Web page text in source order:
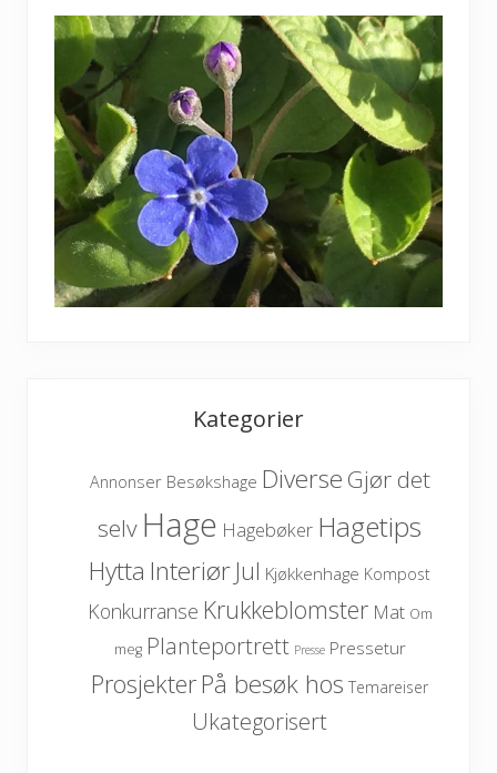
Kategorier
Annonser Besøkshage Diverse Gjør det
selv Hage Hagebøker Hagetips
Hytta Interiør Jul Kjøkkenhage Kompost
Konkurranse Krukkeblomster Mat Om
meg Planteportrett Presse Pressetur
ProsjekterPå besøk hos Temareiser
Ukategorisert